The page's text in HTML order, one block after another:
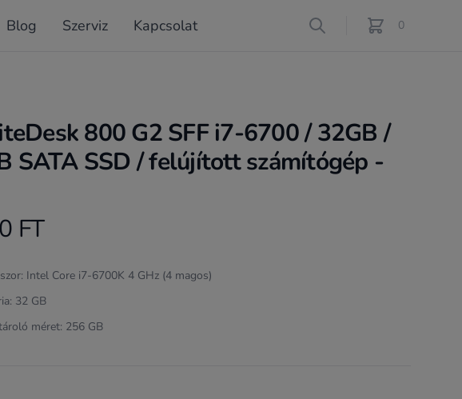
Blog Szerviz Kapcsolat Search 0
féle termék a
800 G2 SFF i7-6700 / 32GB /
SATA SSD / felújított számítógép -
FT
Intel Core i7-6700K 4 GHz (4 magos)
32 GB
méret: 256 GB